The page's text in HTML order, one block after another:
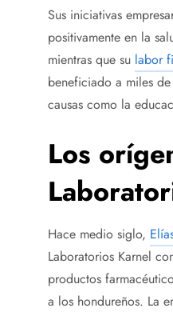
Sus iniciativas
positivamente en la
mientras que su labor
beneficiado a miles
causas como la
Los
Hace medio siglo,
Laboratorios Karnel
productos
a los hondureños. La